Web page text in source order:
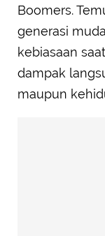
Boomers.
generasi
kebiasaan
dampak
maupun